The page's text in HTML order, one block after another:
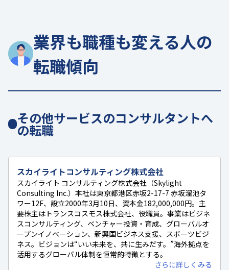
業界も職種も変える人の
転職傾向
その他サービスのコンサルタントへ
の転職
スカイライトコンサルティング株式会社
スカイライト コンサルティング株式会社（Skylight
Consulting Inc.）本社は東京都港区赤坂2-17-7 赤坂溜池タ
ワー12F、設立2000年3月10日、資本金182,000,000円。主
要株主はトランスコスモス株式会社、役職員。事業はビジネ
スコンサルティング、ベンチャー投資・育成、グローバルオ
ープンイノベーション、新興国ビジネス支援、スポーツビジ
ネス。ビジョンは“いい未来を、共に生みだす。”海外拠点を
活用するグローバル体制を恒常的特徴とする。
さらに詳しくみる